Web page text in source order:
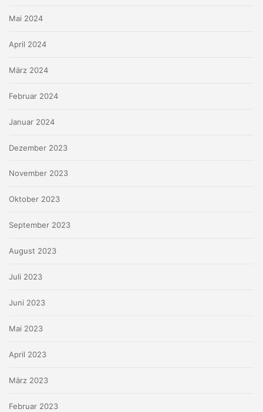
Mai 2024
April 2024
März 2024
Februar 2024
Januar 2024
Dezember 2023
November 2023
Oktober 2023
September 2023
August 2023
Juli 2023
Juni 2023
Mai 2023
April 2023
März 2023
Februar 2023